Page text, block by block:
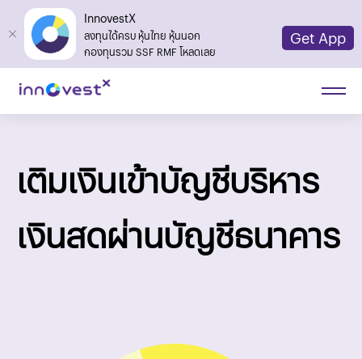
InnovestX
ลงทุนได้ครบ หุ้นไทย หุ้นนอก
กองทุนรวม SSF RMF โหลดเลย
Get App
เติมเงินเข้าบัญชีบริหาร
เงินสดผ่านบัญชีธนาคาร